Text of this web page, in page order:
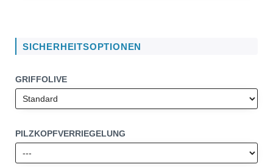
SICHERHEITSOPTIONEN
GRIFFOLIVE
PILZKOPFVERRIEGELUNG